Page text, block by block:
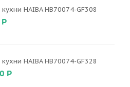
HAIBA HB70074-GF308
HAIBA HB70074-GF328
Р